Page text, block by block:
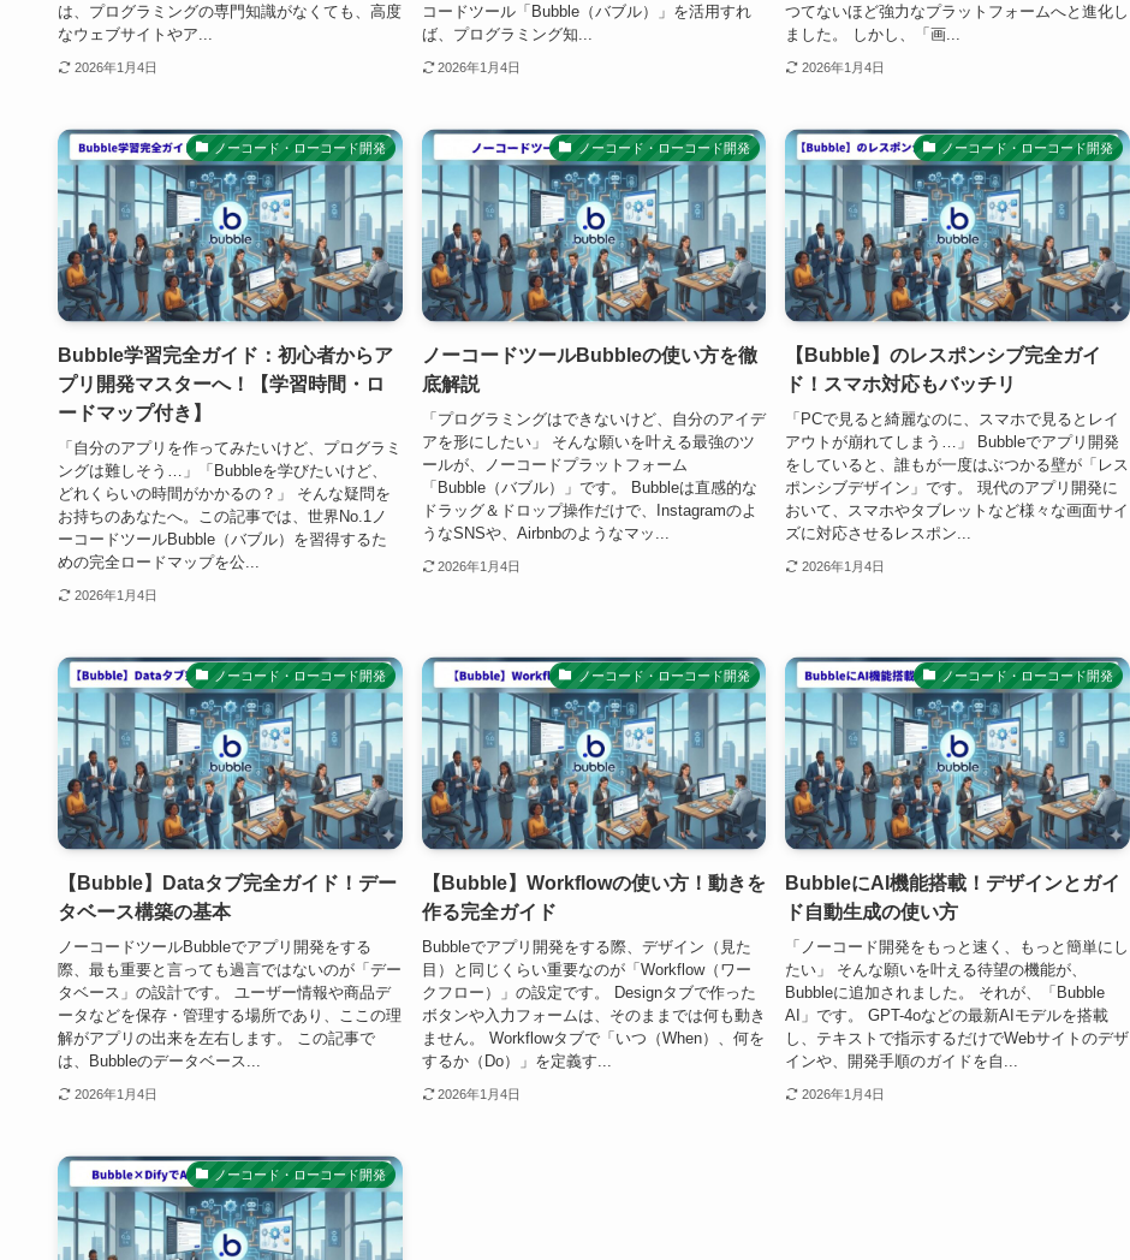
は、プログラミングの専門知識がなくても、高度
なウェブサイトやア...
2026年1月4日
コードツール「Bubble（バブル）」を活用すれ
ば、プログラミング知...
2026年1月4日
つてないほど強力なプラットフォームへと進化し
ました。 しかし、「画...
2026年1月4日
ノーコード・ローコード開発
Bubble学習完全ガイド：初心者からア
プリ開発マスターへ！【学習時間・ロ
ードマップ付き】
「自分のアプリを作ってみたいけど、プログラミ
ングは難しそう…」「Bubbleを学びたいけど、
どれくらいの時間がかかるの？」 そんな疑問を
お持ちのあなたへ。この記事では、世界No.1ノ
ーコードツールBubble（バブル）を習得するた
めの完全ロードマップを公...
2026年1月4日
ノーコード・ローコード開発
ノーコードツールBubbleの使い方を徹
底解説
「プログラミングはできないけど、自分のアイデ
アを形にしたい」 そんな願いを叶える最強のツ
ールが、ノーコードプラットフォーム
「Bubble（バブル）」です。 Bubbleは直感的な
ドラッグ＆ドロップ操作だけで、Instagramのよ
うなSNSや、Airbnbのようなマッ...
2026年1月4日
ノーコード・ローコード開発
【Bubble】のレスポンシブ完全ガイ
ド！スマホ対応もバッチリ
「PCで見ると綺麗なのに、スマホで見るとレイ
アウトが崩れてしまう…」 Bubbleでアプリ開発
をしていると、誰もが一度はぶつかる壁が「レス
ポンシブデザイン」です。 現代のアプリ開発に
おいて、スマホやタブレットなど様々な画面サイ
ズに対応させるレスポン...
2026年1月4日
ノーコード・ローコード開発
【Bubble】Dataタブ完全ガイド！デー
タベース構築の基本
ノーコードツールBubbleでアプリ開発をする
際、最も重要と言っても過言ではないのが「デー
タベース」の設計です。 ユーザー情報や商品デ
ータなどを保存・管理する場所であり、ここの理
解がアプリの出来を左右します。 この記事で
は、Bubbleのデータベース...
2026年1月4日
ノーコード・ローコード開発
【Bubble】Workflowの使い方！動きを
作る完全ガイド
Bubbleでアプリ開発をする際、デザイン（見た
目）と同じくらい重要なのが「Workflow（ワー
クフロー）」の設定です。 Designタブで作った
ボタンや入力フォームは、そのままでは何も動き
ません。 Workflowタブで「いつ（When）、何を
するか（Do）」を定義す...
2026年1月4日
ノーコード・ローコード開発
BubbleにAI機能搭載！デザインとガイ
ド自動生成の使い方
「ノーコード開発をもっと速く、もっと簡単にし
たい」 そんな願いを叶える待望の機能が、
Bubbleに追加されました。 それが、「Bubble
AI」です。 GPT-4oなどの最新AIモデルを搭載
し、テキストで指示するだけでWebサイトのデザ
インや、開発手順のガイドを自...
2026年1月4日
ノーコード・ローコード開発